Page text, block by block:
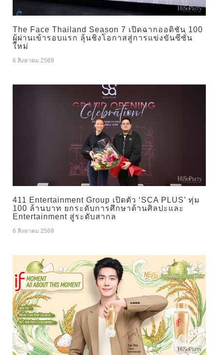
The Face Thailand Season 7 เปิดฉากออดิชัน 100
ผู้ผ่านเข้ารอบแรก ลุ้นชิงโอกาสสู่การแข่งขันซีซั่น
ใหม่
6 สิงหาคม 2569
411 Entertainment Group เปิดตัว ‘SCA PLUS’ ทุ่ม
100 ล้านบาท ยกระดับการศึกษาด้านศิลปะและ
Entertainment สู่ระดับสากล
6 สิงหาคม 2569